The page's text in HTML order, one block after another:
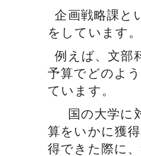
企画戦略課と
をしています
例えば、文部
予算でどのよ
ています。
国の大学に
算をいかに獲
得できた際に